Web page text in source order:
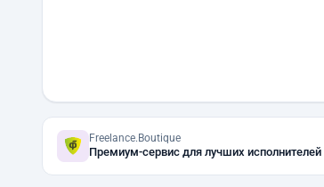
Freelance.Boutique
Премиум-сервис для лучших исполнителей